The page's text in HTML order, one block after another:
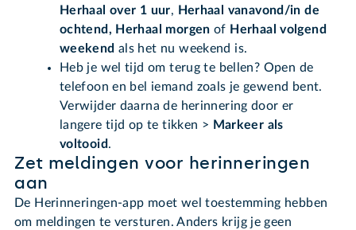
Herhaal over 1 uur, Herhaal vanavond/in de
ochtend, Herhaal morgenof Herhaal volgend
weekend als het nu weekend is.
Heb je wel tijd om terug te bellen? Open de
telefoon en bel iemand zoals je gewend bent.
Verwijder daarna de herinnering door er
langere tijd op te tikken > Markeer als
voltooid.
Zet meldingen voor herinneringen
aan
De Herinneringen-app moet wel toestemming hebben
om meldingen te versturen. Anders krijg je geen